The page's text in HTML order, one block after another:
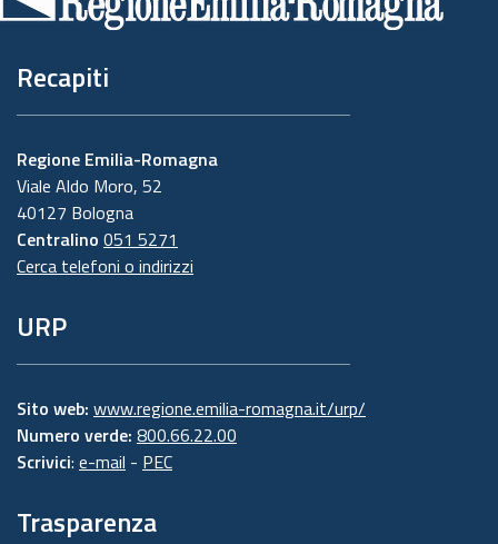
Recapiti
Regione Emilia-Romagna
Viale Aldo Moro, 52
40127 Bologna
Centralino 051 5271
Cerca telefoni o indirizzi
URP
Sito web: www.regione.emilia-romagna.it/urp/
Numero verde: 800.66.22.00
Scrivici: e-mail - PEC
Trasparenza